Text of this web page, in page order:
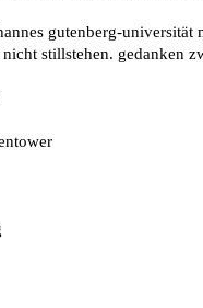
gutenberg-universität
stillstehen. gedanken